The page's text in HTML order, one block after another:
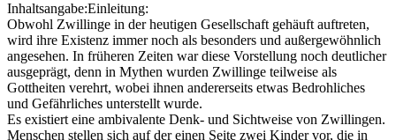
Inhaltsangabe:Einleitung:
Obwohl Zwillinge in der heutigen Gesellschaft gehäuft auftreten,
wird ihre Existenz immer noch als besonders und außergewöhnlich
angesehen. In früheren Zeiten war diese Vorstellung noch deutlicher
ausgeprägt, denn in Mythen wurden Zwillinge teilweise als
Gottheiten verehrt, wobei ihnen andererseits etwas Bedrohliches
und Gefährliches unterstellt wurde.
Es existiert eine ambivalente Denk- und Sichtweise von Zwillingen.
Menschen stellen sich auf der einen Seite zwei Kinder vor, die in